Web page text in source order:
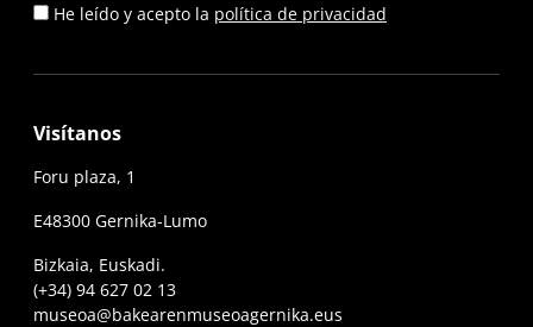
He leído y acepto la política de privacidad
Visítanos
Foru plaza, 1
E48300 Gernika-Lumo
Bizkaia, Euskadi.
(+34) 94 627 02 13
museoa@bakearenmuseoagernika.eus